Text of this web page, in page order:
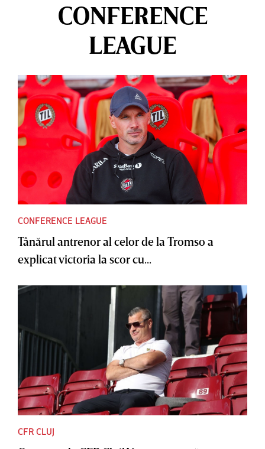
CONFERENCE
LEAGUE
CONFERENCE LEAGUE
Tânărul antrenor al celor de la Tromso a
explicat victoria la scor cu...
CFR CLUJ